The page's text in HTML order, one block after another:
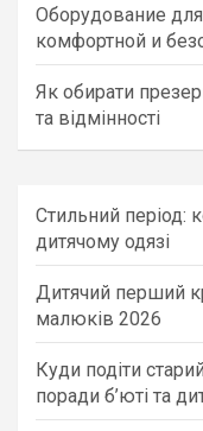
Оборудование
комфортной и
Як обирати
та відмінності
Стильний період:
дитячому одязі
Дитячий перший
малюків 2026
Куди подіти
поради б’юті та